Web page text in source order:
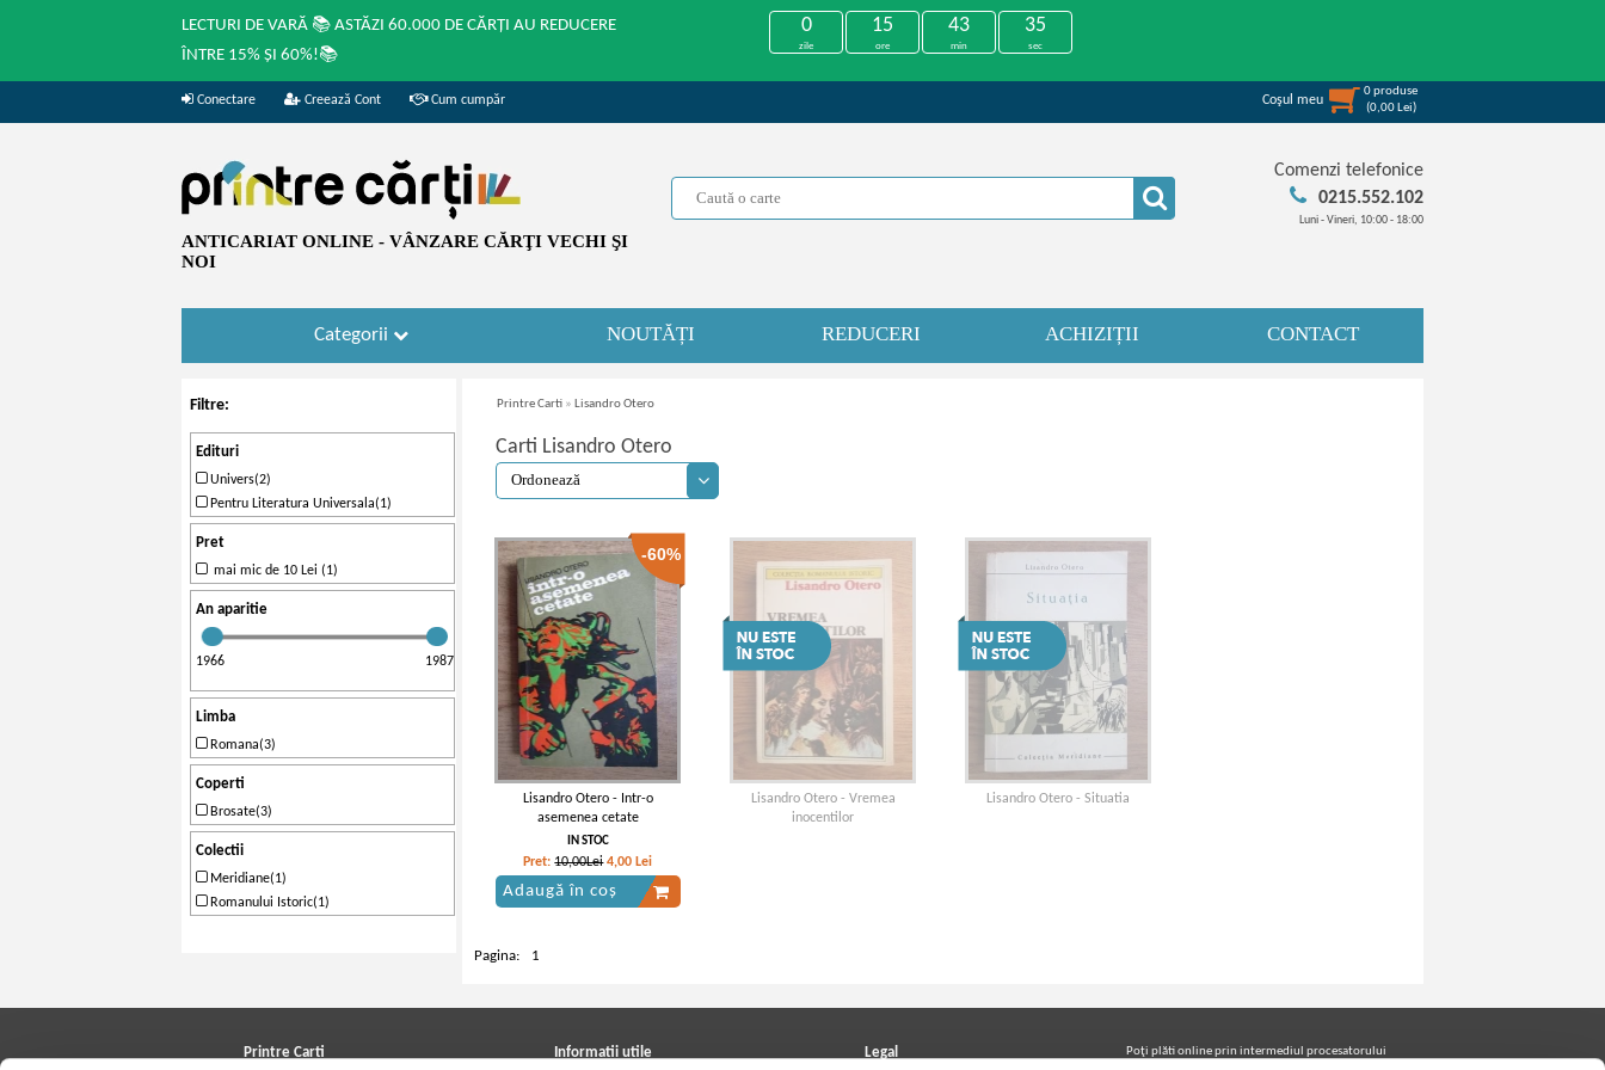
LECTURI DE VARĂ 📚 ASTĂZI 60.000 DE CĂRȚI AU REDUCERE
ÎNTRE 15% ȘI 60%!📚
0
zile
15
ore
43
min
35
sec
Conectare Creează Cont Cum cumpăr Coşul meu
0produse
(0,00 Lei)
ANTICARIAT ONLINE - VÂNZARE CĂRŢI VECHI ŞI
NOI
Comenzi telefonice
0215.552.102
Luni - Vineri, 10:00 - 18:00
Categorii NOUTĂȚI REDUCERI ACHIZIȚII CONTACT
Filtre:
Edituri
Univers(2)
Pentru Literatura Universala(1)
Pret
mai mic de 10 Lei (1)
An aparitie
1966 1987
Limba
Romana(3)
Coperti
Brosate(3)
Colectii
Meridiane(1)
Romanului Istoric(1)
Printre Carti » Lisandro Otero
Carti Lisandro Otero
-60%
Lisandro Otero - Intr-o
asemenea cetate
IN STOC
Pret:10,00Lei 4,00 Lei
Adaugă în coș
Lisandro Otero - Vremea
inocentilor
Lisandro Otero - Situatia
Pagina: 1
Printre Carti Informatii utile Legal
Poţi plăti online prin intermediul procesatorului